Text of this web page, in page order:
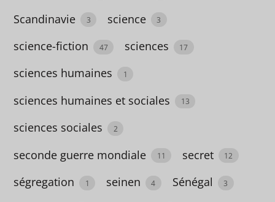
3
Caraïbes
3
chat
et
trouve
Scandinavie 3 science 3
science-fiction 47 sciences 17
sciences humaines 1
sciences humaines et sociales 13
sciences sociales 2
seconde guerre mondiale 11 secret 12
ségregation 1 seinen 4 Sénégal 3